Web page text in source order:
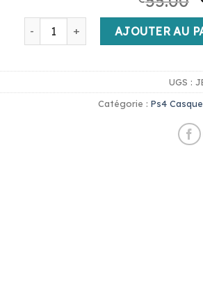
quantité de ps4 casque bluetooth
AJOUTER AU
UGS :
Catégorie : Ps4